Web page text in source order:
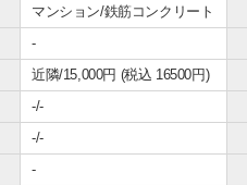
マンション/鉄筋コンクリート
-
近隣/15,000円 (税込 16500円)
-/-
-/-
-